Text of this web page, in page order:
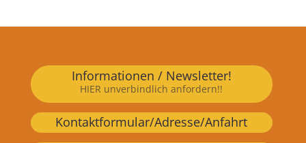
Informationen / Newsletter!
HIER unverbindlich anfordern!!
Kontaktformular/Adresse/Anfahrt